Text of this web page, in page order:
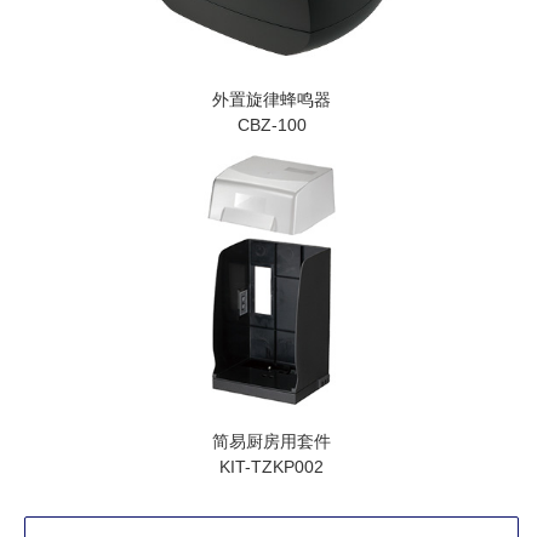
外置旋律蜂鸣器
CBZ-100
简易厨房用套件
KIT-TZKP002